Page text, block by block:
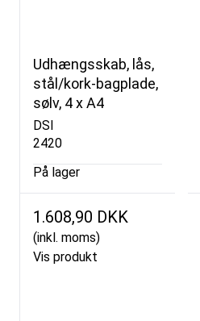
Udhængsskab, lås,
stål/kork-bagplade,
sølv, 4 x A4
DSI
2420
På lager
1.608,90 DKK
(inkl. moms)
Vis produkt